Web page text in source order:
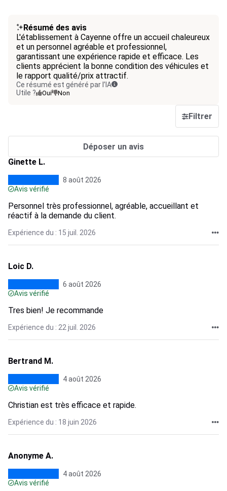
Résumé des avis
L'établissement à Cayenne offre un accueil chaleureux
et un personnel agréable et professionnel,
garantissant une expérience rapide et efficace. Les
clients apprécient la bonne condition des véhicules et
le rapport qualité/prix attractif.
Ce résumé est généré par l’IA
Utile ?
Oui Non
Filtrer
Déposer un avis
Ginette L.
8 août 2026
Avis vérifié
Personnel très professionnel, agréable, accueillant et
réactif à la demande du client.
Expérience du : 15 juil. 2026
Loic D.
6 août 2026
Avis vérifié
Tres bien! Je recommande
Expérience du : 22 juil. 2026
Bertrand M.
4 août 2026
Avis vérifié
Christian est très efficace et rapide.
Expérience du : 18 juin 2026
Anonyme A.
4 août 2026
Avis vérifié